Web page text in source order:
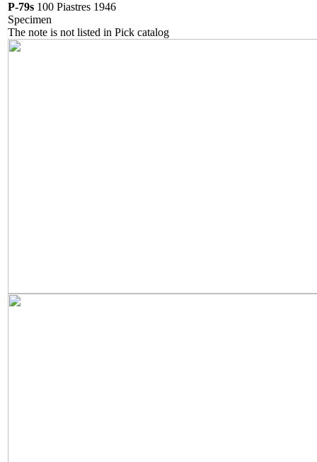
P-79s 100 Piastres 1946
Specimen
The note is not listed in Pick catalog